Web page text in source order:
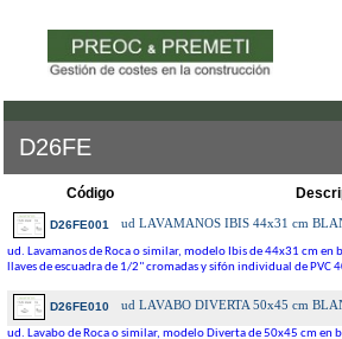
D26FE
Código
D26FE001 ud LAVAMANOS IBIS 44x31 cm
ud. Lavamanos de Roca o similar, modelo Ibis de 44x31 cm
llaves de escuadra de 1/2" cromadas y sifón individual de
D26FE010 ud LAVABO DIVERTA 50x45 cm
ud. Lavabo de Roca o similar, modelo Diverta de 50x45 cm en